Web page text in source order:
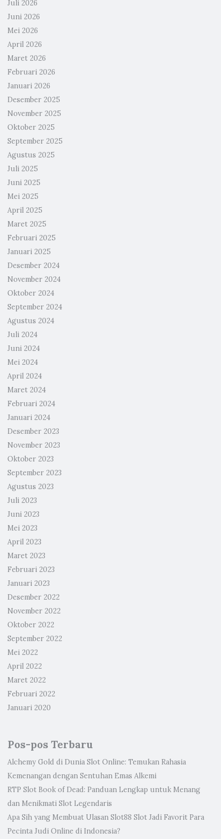
Juli 2026
Juni 2026
Mei 2026
April 2026
Maret 2026
Februari 2026
Januari 2026
Desember 2025
November 2025
Oktober 2025
September 2025
Agustus 2025
Juli 2025
Juni 2025
Mei 2025
April 2025
Maret 2025
Februari 2025
Januari 2025
Desember 2024
November 2024
Oktober 2024
September 2024
Agustus 2024
Juli 2024
Juni 2024
Mei 2024
April 2024
Maret 2024
Februari 2024
Januari 2024
Desember 2023
November 2023
Oktober 2023
September 2023
Agustus 2023
Juli 2023
Juni 2023
Mei 2023
April 2023
Maret 2023
Februari 2023
Januari 2023
Desember 2022
November 2022
Oktober 2022
September 2022
Mei 2022
April 2022
Maret 2022
Februari 2022
Januari 2020
Pos-pos Terbaru
Alchemy Gold di Dunia Slot Online: Temukan Rahasia
Kemenangan dengan Sentuhan Emas Alkemi
RTP Slot Book of Dead: Panduan Lengkap untuk Menang
dan Menikmati Slot Legendaris
Apa Sih yang Membuat Ulasan Slot88 Slot Jadi Favorit Para
Pecinta Judi Online di Indonesia?